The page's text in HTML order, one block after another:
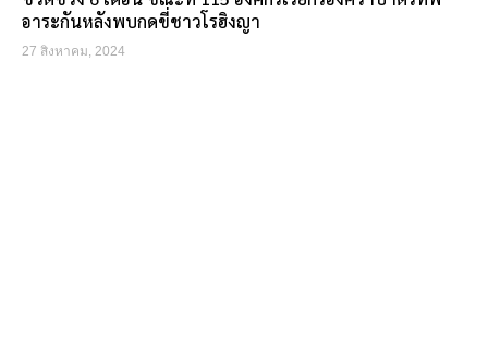
อาระกันหลังพบกดขี่ชาวโรฮิงญา
27 สิงหาคม, 2024